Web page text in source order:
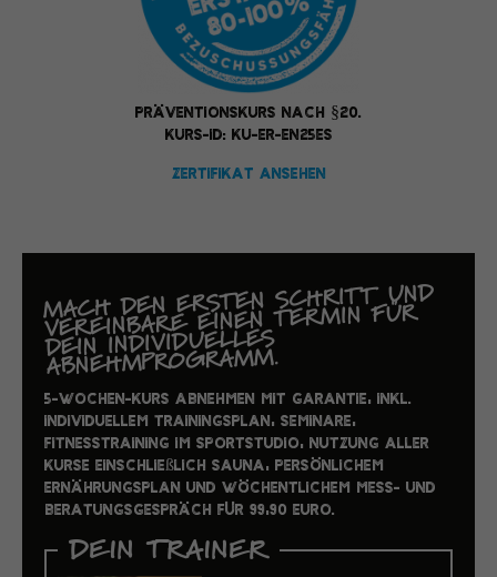
Präventionskurs nach §20.
Kurs-ID: KU-ER-EN25ES
Zertifikat ansehen
MACH DEN ERSTEN SCHRITT UND
VEREINBARE EINEN TERMIN FÜR
DEIN INDIVIDUELLES
ABNEHMPROGRAMM.
5-Wochen-Kurs Abnehmen mit Garantie, inkl.
individuellem Trainingsplan, Seminare,
Fitnesstraining im Sportstudio, Nutzung aller
Kurse einschließlich Sauna, persönlichem
Ernährungsplan und wöchentlichem Mess- und
Beratungsgespräch für 99,90 Euro.
DEIN TRAINER